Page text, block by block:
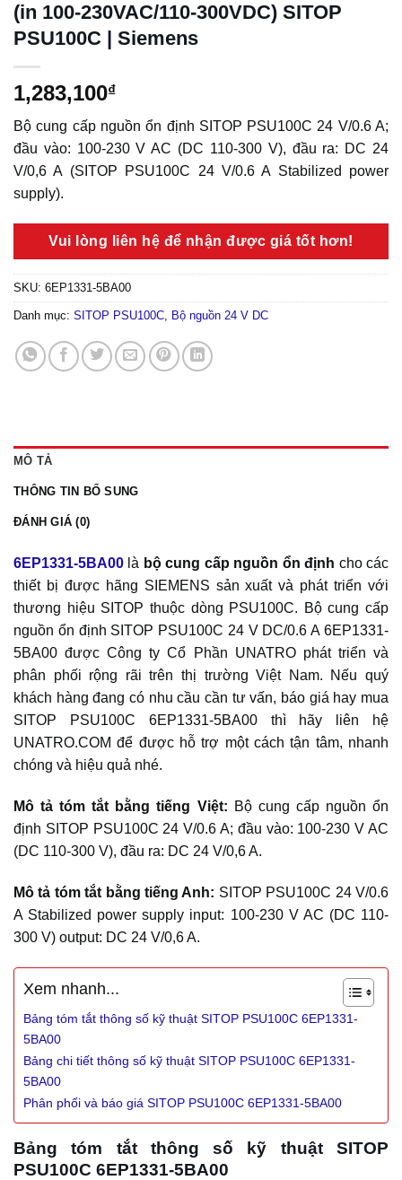
(in 100-230VAC/110-300VDC) SITOP
PSU100C | Siemens
1,283,100₫
Bộ cung cấp nguồn ổn định SITOP PSU100C 24 V/0.6 A;
đầu vào: 100-230 V AC (DC 110-300 V), đầu ra: DC 24
V/0,6 A (SITOP PSU100C 24 V/0.6 A Stabilized power
supply).
Vui lòng liên hệ để nhận được giá tốt hơn!
SKU: 6EP1331-5BA00
Danh mục: SITOP PSU100C Bộ nguồn 24 V DC
MÔ TẢ
THÔNG TIN BỔ SUNG
ĐÁNH GIÁ (0)
6EP1331-5BA00 là bộ cung cấp nguồn ổn định cho các
thiết bị được hãng SIEMENS sản xuất và phát triển với
thương hiệu SITOP thuộc dòng PSU100C. Bộ cung cấp
nguồn ổn định SITOP PSU100C 24 V DC/0.6 A 6EP1331-
5BA00 được Công ty Cổ Phần UNATRO phát triển và
phân phối rộng rãi trên thị trường Việt Nam. Nếu quý
khách hàng đang có nhu cầu cần tư vấn, báo giá hay mua
SITOP PSU100C 6EP1331-5BA00 thì hãy liên hệ
UNATRO.COM để được hỗ trợ một cách tận tâm, nhanh
chóng và hiệu quả nhé.
Mô tả tóm tắt bằng tiếng Việt: Bộ cung cấp nguồn ổn
định SITOP PSU100C 24 V/0.6 A; đầu vào: 100-230 V AC
(DC 110-300 V), đầu ra: DC 24 V/0,6 A.
Mô tả tóm tắt bằng tiếng Anh: SITOP PSU100C 24 V/0.6
A Stabilized power supply input: 100-230 V AC (DC 110-
300 V) output: DC 24 V/0,6 A.
Xem nhanh...
Bảng tóm tắt thông số kỹ thuật SITOP PSU100C 6EP1331-
5BA00
Bảng chi tiết thông số kỹ thuật SITOP PSU100C 6EP1331-
5BA00
Phân phối và báo giá SITOP PSU100C 6EP1331-5BA00
Bảng tóm tắt thông số kỹ thuật SITOP
PSU100C 6EP1331-5BA00